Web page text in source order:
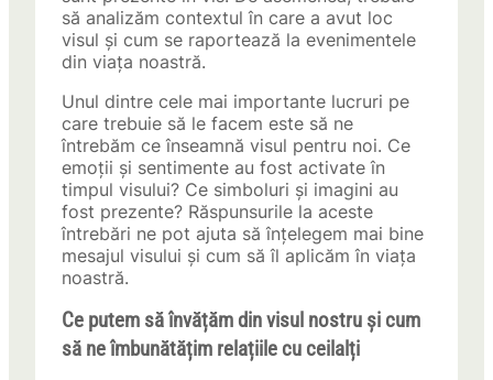
să analizăm contextul în care a avut loc
visul și cum se raportează la evenimentele
din viața noastră.
Unul dintre cele mai importante lucruri pe
care trebuie să le facem este să ne
întrebăm ce înseamnă visul pentru noi. Ce
emoții și sentimente au fost activate în
timpul visului? Ce simboluri și imagini au
fost prezente? Răspunsurile la aceste
întrebări ne pot ajuta să înțelegem mai bine
mesajul visului și cum să îl aplicăm în viața
noastră.
Ce putem să învățăm din visul nostru și cum
să ne îmbunătățim relațiile cu ceilalți